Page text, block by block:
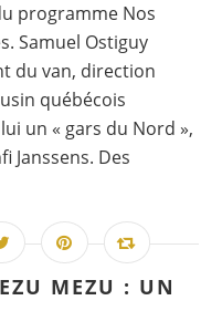
programme Nos
Samuel Ostiguy
du van, direction
québécois
un « gars du Nord »,
Janssens. Des
MEZU : UN